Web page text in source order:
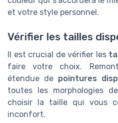
et votre style personnel.
Vérifier les tailles
Il est crucial de vérifier les
faire votre choix.
étendue de pointures
toutes les morphologies
choisir la taille qui vous
inconfort.